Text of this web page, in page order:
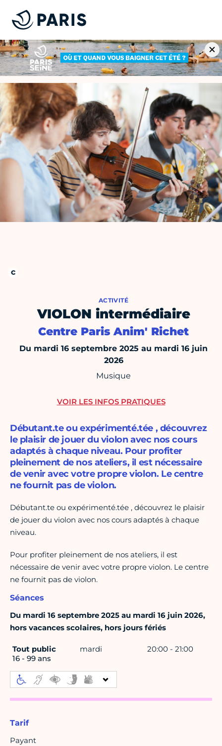
ACTIVITÉ
VIOLON intermédiaire
Centre Paris Anim' Richet
Du mardi 16 septembre 2025 au mardi 16 juin
2026
Musique
Débutant.te ou expérimenté.tée , découvrez
le plaisir de jouer du violon avec nos cours
adaptés à chaque niveau. Pour profiter
pleinement de nos ateliers, il est nécessaire
de venir avec votre propre violon. Le centre
ne fournit pas de violon.
Débutant.te ou expérimenté.tée , découvrez le plaisir
de jouer du violon avec nos cours adaptés à chaque
niveau.
Pour profiter pleinement de nos ateliers, il est
nécessaire de venir avec votre propre violon. Le centre
ne fournit pas de violon.
Séances
Du mardi 16 septembre 2025 au mardi 16 juin 2026,
hors vacances scolaires, hors jours fériés
Tout public
16 - 99 ans
mardi 20:00 - 21:00
Tarif
Payant
VOIR LES INFOS PRATIQUES